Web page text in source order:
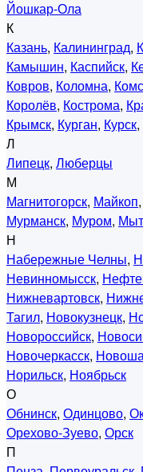
Йошкар-Ола
К
Казань, Калининград,
Камышин, Каспийск,
Ковров, Коломна,
Королёв, Кострома,
Крымск, Курган, Курск,
Л
Липецк, Люберцы
М
Магнитогорск, Майкоп,
Мурманск, Муром,
Н
Набережные Челны,
Невинномысск,
Нижневартовск,
Тагил, Новокузнецк,
Новороссийск,
Новочеркасск,
Норильск, Ноябрьск
О
Обнинск, Одинцово,
Орехово-Зуево, Орск
П